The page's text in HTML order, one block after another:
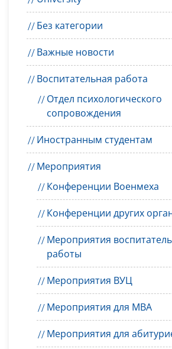
Без категории
Важные новости
Воспитательная работа
Отдел психологического
сопровождения
Иностранным студентам
Мероприятия
Конференции Военмеха
Конференции других
Мероприятия
работы
Мероприятия ВУЦ
Мероприятия для MBA
Мероприятия для